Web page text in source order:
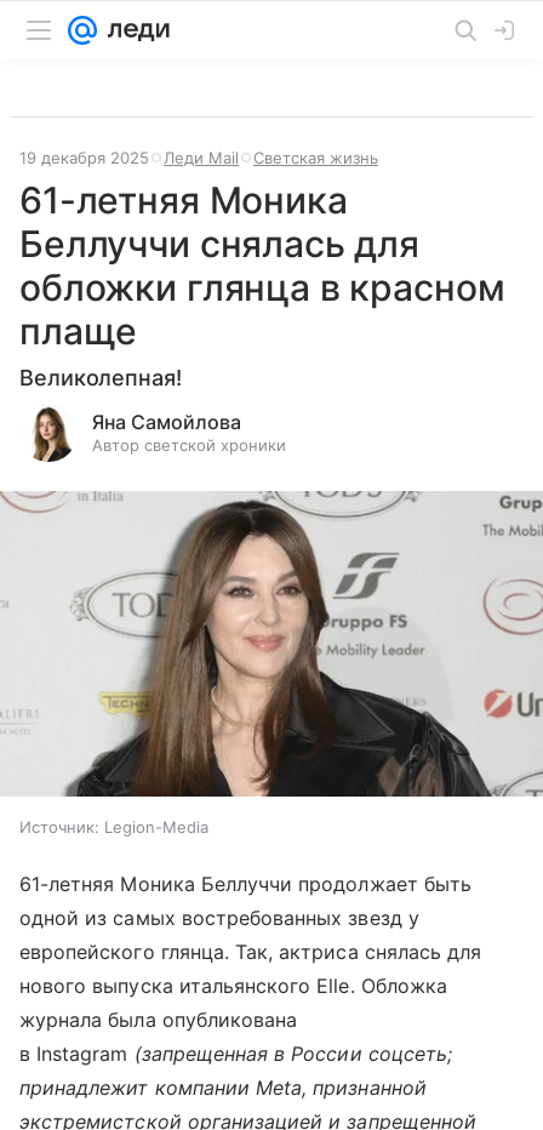
19 декабря 2025 Леди Mail Светская жизнь
61-летняя Моника
Беллуччи снялась для
обложки глянца в красном
плаще
Великолепная!
Яна Самойлова
Автор светской хроники
Источник: Legion-Media
61-летняя Моника Беллуччи продолжает быть
одной из самых востребованных звезд у
европейского глянца. Так, актриса снялась для
нового выпуска итальянского Elle. Обложка
журнала была опубликована
в Instagram (запрещенная в России соцсеть;
принадлежит компании Meta, признанной
экстремистской организацией и запрещенной